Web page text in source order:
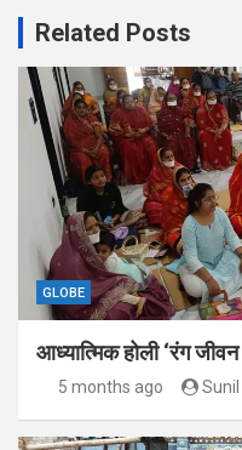
Related Posts
GLOBE
आध्यात्मिक होली ‘रंग
5 months ago